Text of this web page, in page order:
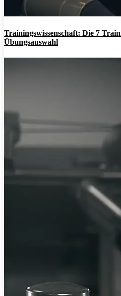
Trainingswissenschaft: Die 7
Übungsauswahl